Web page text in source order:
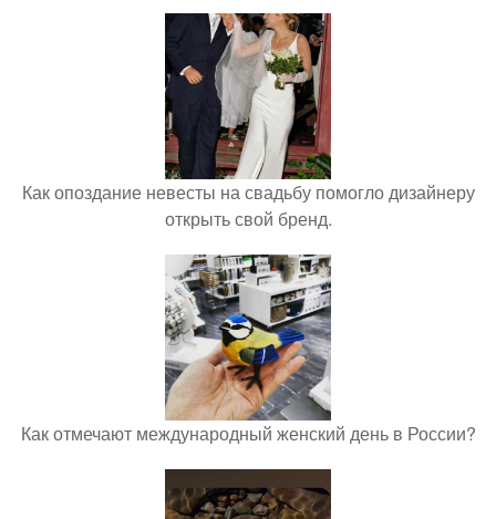
Как опоздание невесты на свадьбу помогло дизайнеру
открыть свой бренд.
Как отмечают международный женский день в России?